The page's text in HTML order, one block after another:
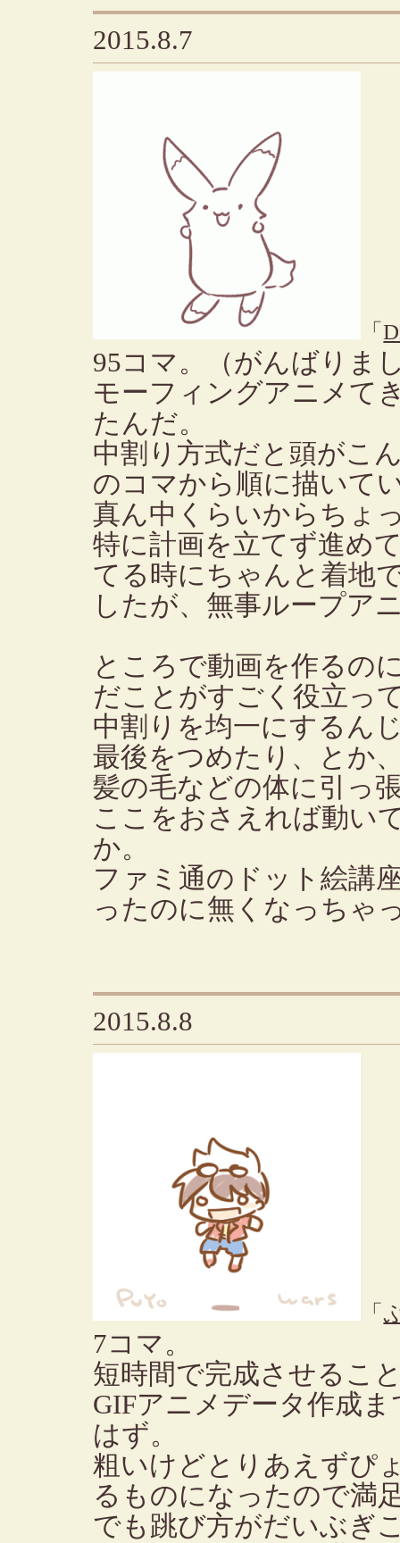
2015.8.7
「
95コマ。（がんばりま
モーフィングアニメて
たんだ。
中割り方式だと頭がこ
のコマから順に描いて
真ん中くらいからちょ
特に計画を立てず進め
てる時にちゃんと着地
したが、無事ループア
ところで動画を作るの
だことがすごく役立っ
中割りを均一にするん
最後をつめたり、とか
髪の毛などの体に引っ
ここをおさえれば動い
か。
ファミ通のドット絵講
ったのに無くなっちゃ
2015.8.8
「
7コマ。
短時間で完成させるこ
GIFアニメデータ作成
はず。
粗いけどとりあえずぴ
るものになったので満
でも跳び方がだいぶぎ